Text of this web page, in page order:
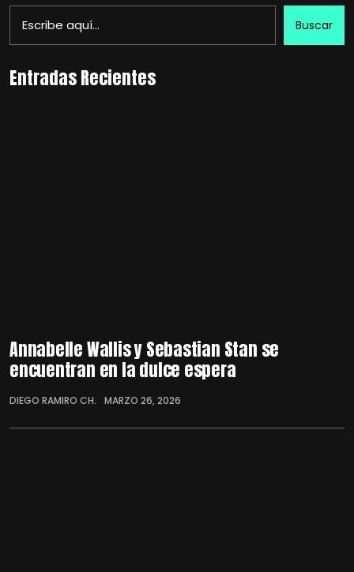
Buscar
Entradas Recientes
Annabelle Wallis y Sebastian Stan se
encuentran en la dulce espera
DIEGO RAMIRO CH. MARZO 26, 2026